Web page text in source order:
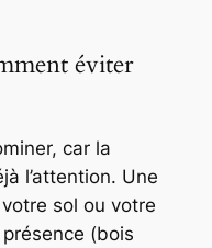
éviter
car la
l’attention. Une
sol ou votre
(bois